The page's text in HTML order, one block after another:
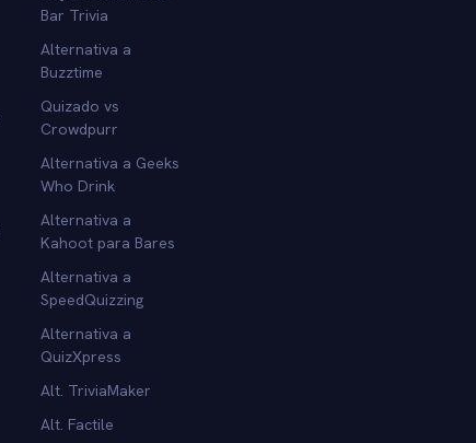
Bar Trivia
Alternativa a
Buzztime
Quizado vs
Crowdpurr
Alternativa a Geeks
Who Drink
Alternativa a
Kahoot para Bares
Alternativa a
SpeedQuizzing
Alternativa a
QuizXpress
Alt. TriviaMaker
Alt. Factile